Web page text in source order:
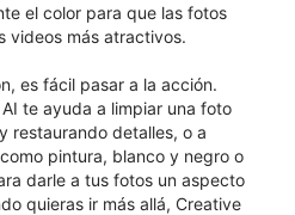
el color para que las fotos
videos más atractivos.
es fácil pasar a la acción.
te ayuda a limpiar una foto
restaurando detalles, o a
pintura, blanco y negro o
darle a tus fotos un aspecto
quieras ir más allá, Creative